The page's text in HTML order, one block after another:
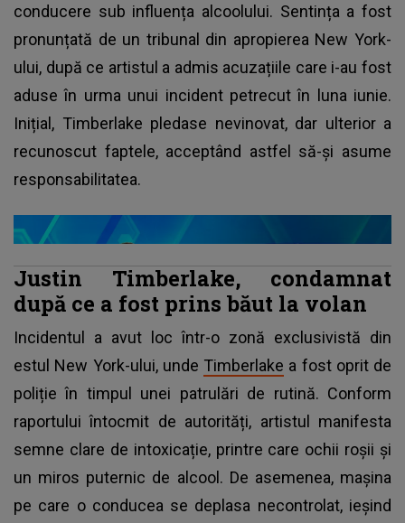
conducere sub influența alcoolului. Sentința a fost
pronunțată de un tribunal din apropierea New York-
ului, după ce artistul a admis acuzațiile care i-au fost
aduse în urma unui incident petrecut în luna iunie.
Inițial, Timberlake pledase nevinovat, dar ulterior a
recunoscut faptele, acceptând astfel să-și asume
responsabilitatea.
Justin Timberlake, condamnat
după ce a fost prins băut la volan
Incidentul a avut loc într-o zonă exclusivistă din
estul New York-ului, unde Timberlake a fost oprit de
poliție în timpul unei patrulări de rutină. Conform
raportului întocmit de autorități, artistul manifesta
semne clare de intoxicație, printre care ochii roșii și
un miros puternic de alcool. De asemenea, mașina
pe care o conducea se deplasa necontrolat, ieșind